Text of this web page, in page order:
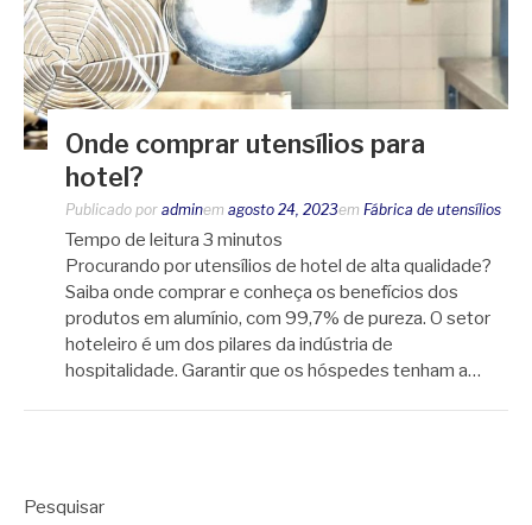
Onde comprar utensílios para
hotel?
Publicado por adminem agosto 24, 2023em Fábrica de utensílios
Tempo de leitura 3 minutos
Procurando por utensílios de hotel de alta qualidade?
Saiba onde comprar e conheça os benefícios dos
produtos em alumínio, com 99,7% de pureza. O setor
hoteleiro é um dos pilares da indústria de
hospitalidade. Garantir que os hóspedes tenham a…
Pesquisar